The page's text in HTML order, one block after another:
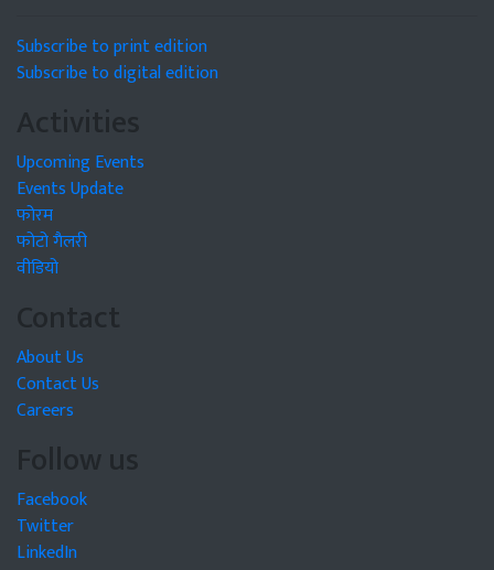
Subscribe to print edition
Subscribe to digital edition
Activities
Upcoming Events
Events Update
फोरम
फोटो गैलरी
वीडियो
Contact
About Us
Contact Us
Careers
Follow us
Facebook
Twitter
LinkedIn